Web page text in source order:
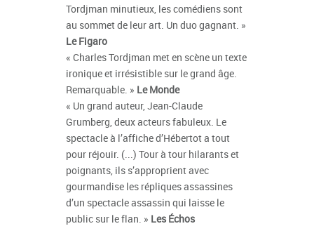
Tordjman minutieux, les comédiens sont
au sommet de leur art. Un duo gagnant. »
Le Figaro
« Charles Tordjman met en scène un texte
ironique et irrésistible sur le grand âge.
Remarquable. » Le Monde
« Un grand auteur, Jean-Claude
Grumberg, deux acteurs fabuleux. Le
spectacle à l’affiche d’Hébertot a tout
pour réjouir. (...) Tour à tour hilarants et
poignants, ils s’approprient avec
gourmandise les répliques assassines
d’un spectacle assassin qui laisse le
public sur le flan. » Les Échos